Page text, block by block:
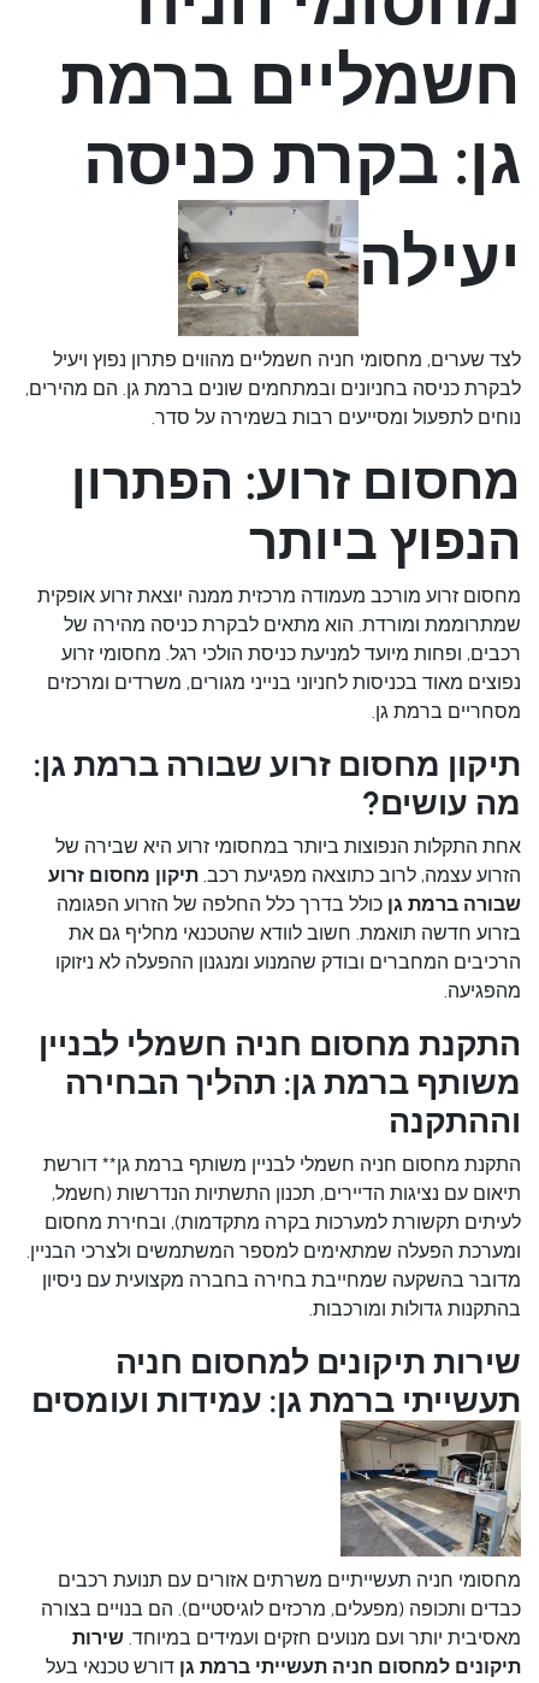
חשמליים ברמת
גן: בקרת כניסה
יעילה
לצד שערים, מחסומי חניה חשמליים מהווים פתרון נפוץ ויעיל
לבקרת כניסה בחניונים ובמתחמים שונים ברמת גן. הם מהירים,
נוחים לתפעול ומסייעים רבות בשמירה על סדר.
מחסום זרוע: הפתרון
הנפוץ ביותר
מחסום זרוע מורכב מעמודה מרכזית ממנה יוצאת זרוע אופקית
שמתרוממת ומורדת. הוא מתאים לבקרת כניסה מהירה של
רכבים, ופחות מיועד למניעת כניסת הולכי רגל. מחסומי זרוע
נפוצים מאוד בכניסות לחניוני בנייני מגורים, משרדים ומרכזים
מסחריים ברמת גן.
תיקון מחסום זרוע שבורה ברמת גן:
מה עושים?
אחת התקלות הנפוצות ביותר במחסומי זרוע היא שבירה של
הזרוע עצמה, לרוב כתוצאה מפגיעת רכב. תיקון מחסום זרוע
שבורה ברמת גן כולל בדרך כלל החלפה של הזרוע הפגומה
בזרוע חדשה תואמת. חשוב לוודא שהטכנאי מחליף גם את
הרכיבים המחברים ובודק שהמנוע ומנגנון ההפעלה לא ניזוקו
מהפגיעה.
התקנת מחסום חניה חשמלי לבניין
משותף ברמת גן: תהליך הבחירה
וההתקנה
התקנת מחסום חניה חשמלי לבניין משותף ברמת גן** דורשת
תיאום עם נציגות הדיירים, תכנון התשתיות הנדרשות (חשמל,
לעיתים תקשורת למערכות בקרה מתקדמות), ובחירת מחסום
ומערכת הפעלה שמתאימים למספר המשתמשים ולצרכי הבניין.
מדובר בהשקעה שמחייבת בחירה בחברה מקצועית עם ניסיון
בהתקנות גדולות ומורכבות.
שירות תיקונים למחסום חניה
תעשייתי ברמת גן: עמידות ועומסים
מחסומי חניה תעשייתיים משרתים אזורים עם תנועת רכבים
כבדים ותכופה (מפעלים, מרכזים לוגיסטיים). הם בנויים בצורה
מאסיבית יותר ועם מנועים חזקים ועמידים במיוחד. שירות
תיקונים למחסום חניה תעשייתי ברמת גן דורש טכנאי בעל